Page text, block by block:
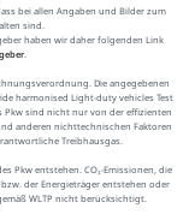
bei allen Angaben und Bilder zum
sind.
haben wir daher folgenden Link
.
Die angegebenen
harmonised Light-duty vehicles Test
Pkw sind nicht nur von der effizienten
anderen nichttechnischen Faktoren
Treibhausgas.
Pkw entstehen. CO₂-Emissionen, die
der Energieträger entstehen oder
WLTP nicht berücksichtigt.